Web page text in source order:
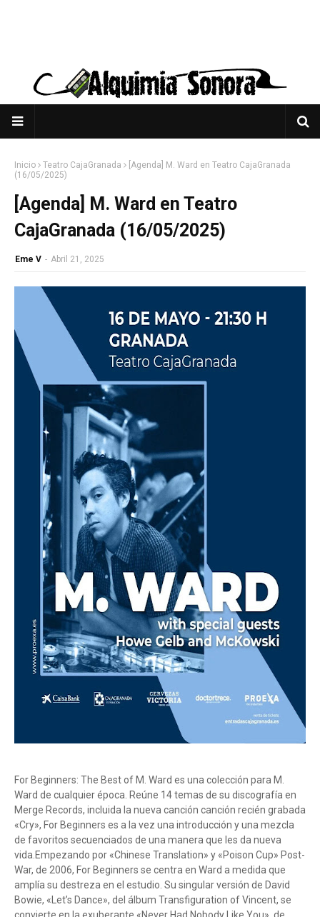
Inicio Teatro CajaGranada
[Agenda] M. Ward en Teatro CajaGranada
(16/05/2025)
[Agenda] M. Ward en Teatro
CajaGranada (16/05/2025)
Eme V - Abril 21, 2025
For Beginners: The Best of M. Ward es una colección para M.
Ward de cualquier época. Reúne 14 temas de su discografía en
Merge Records, incluida la nueva canción canción recién grabada
«Cry», For Beginners es a la vez una introducción y una mezcla
de favoritos secuenciados de una manera que les da nueva
vida.Empezando por «Chinese Translation» y «Poison Cup» Post-
War, de 2006, For Beginners se centra en Ward a medida que
amplía su destreza en el estudio. Su singular versión de David
Bowie, «Let’s Dance», del álbum Transfiguration of Vincent, se